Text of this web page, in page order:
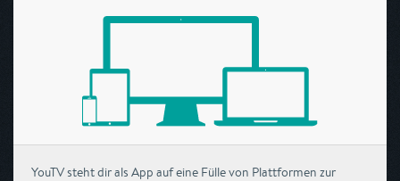
YouTV steht dir als App auf eine Fülle von Plattformen zur